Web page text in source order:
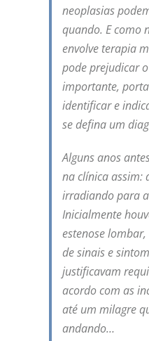
neoplasias
quando. E como
envolve terapia
pode prejudicar
importante,
identificar e
se defina um
Alguns anos
na clínica assim:
irradiando para
Inicialmente
estenose
de sinais e
justificavam
acordo com as
até um milagre
andando…